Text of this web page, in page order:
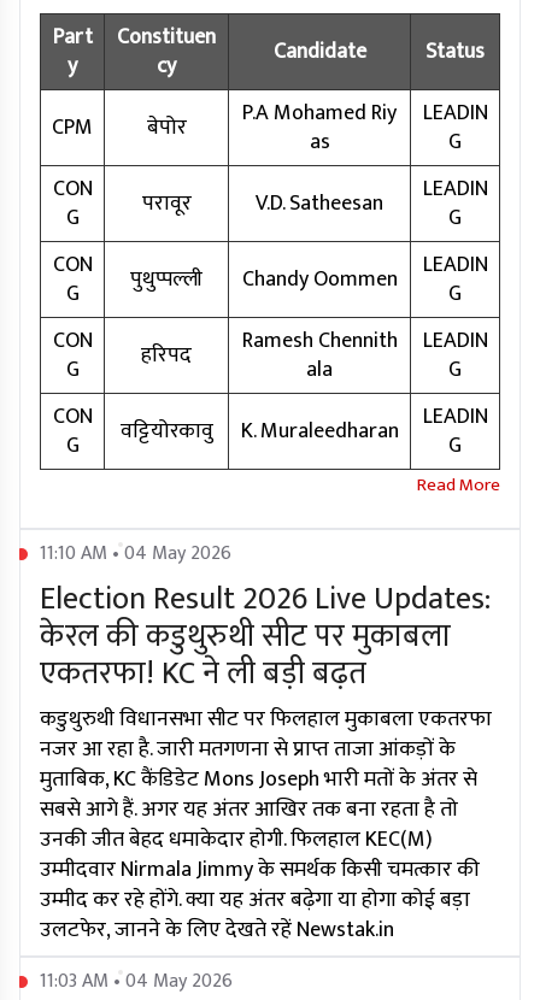
Part
y
Constituen
cy
Candidate Status
CPM बेपोर
P.A Mohamed Riy
as
LEADIN
G
CON
G
परावूर V.D. Satheesan
LEADIN
G
CON
G
पुथुप्पल्ली Chandy Oommen
LEADIN
G
CON
G
हरिपद
Ramesh Chennith
ala
LEADIN
G
CON
G
वट्टियोरकावु K. Muraleedharan
LEADIN
G
11:10 AM • 04 May 2026
Election Result 2026 Live Updates:
केरल की कडुथुरुथी सीट पर मुकाबला
एकतरफा! KC ने ली बड़ी बढ़त
कडुथुरुथी विधानसभा सीट पर फिलहाल मुकाबला एकतरफा
नजर आ रहा है. जारी मतगणना से प्राप्त ताजा आंकड़ों के
मुताबिक, KC कैंडिडेट Mons Joseph भारी मतों के अंतर से
सबसे आगे हैं. अगर यह अंतर आखिर तक बना रहता है तो
उनकी जीत बेहद धमाकेदार होगी. फिलहाल KEC(M)
उम्मीदवार Nirmala Jimmy के समर्थक किसी चमत्कार की
उम्मीद कर रहे होंगे. क्या यह अंतर बढ़ेगा या होगा कोई बड़ा
उलटफेर, जानने के लिए देखते रहें Newstak.in
11:03 AM • 04 May 2026